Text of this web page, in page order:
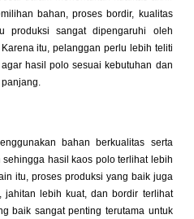
bahan, proses bordir, kualitas
produksi sangat dipengaruhi oleh
itu, pelanggan perlu lebih teliti
hasil polo sesuai kebutuhan dan
bahan berkualitas serta
hasil kaos polo terlihat lebih
itu, proses produksi yang baik juga
jahitan lebih kuat, dan bordir terlihat
baik sangat penting terutama untuk